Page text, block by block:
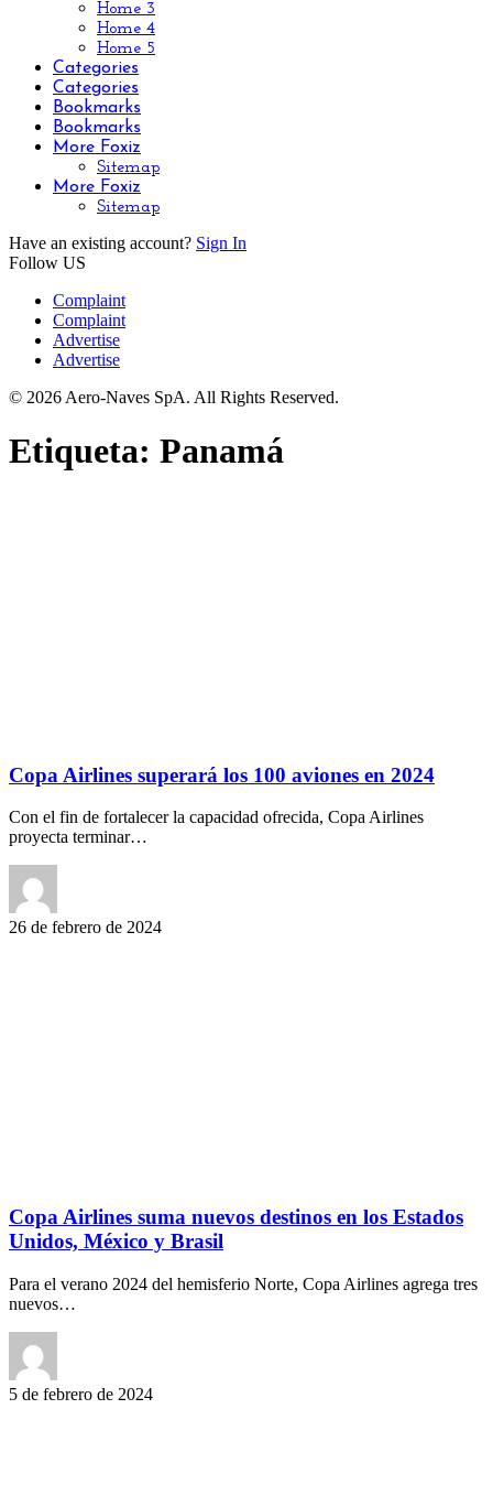
Home 3
Home 4
Home 5
Categories
Categories
Bookmarks
Bookmarks
More Foxiz
Sitemap
More Foxiz
Sitemap
Have an existing account? Sign In
Follow US
Complaint
Complaint
Advertise
Advertise
© 2026 Aero-Naves SpA. All Rights Reserved.
Etiqueta: Panamá
Copa Airlines superará los 100 aviones en 2024
Con el fin de fortalecer la capacidad ofrecida, Copa Airlines
proyecta terminar…
26 de febrero de 2024
Copa Airlines suma nuevos destinos en los Estados
Unidos, México y Brasil
Para el verano 2024 del hemisferio Norte, Copa Airlines agrega tres
nuevos…
5 de febrero de 2024